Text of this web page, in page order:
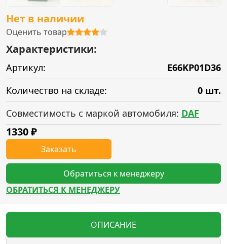
Нет в наличии
Оценить товар
Характеристики:
Артикул:
E66KP01D36
Количество на складе:
0 шт.
Совместимость с маркой автомобиля: DAF
1330₽
Заказать
Обратиться к менеджеру
ОБРАТИТЬСЯ К МЕНЕДЖЕРУ
ОПИСАНИЕ